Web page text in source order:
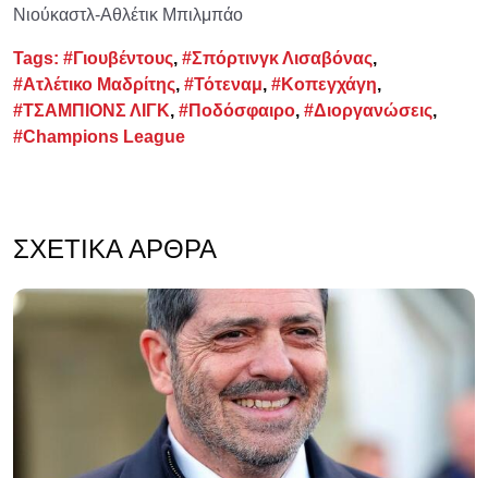
Νιούκαστλ-Αθλέτικ Μπιλμπάο
Tags: #Γιουβέντους, #Σπόρτινγκ Λισαβόνας,
#Ατλέτικο Μαδρίτης, #Τότεναμ, #Κοπεγχάγη,
#ΤΣΑΜΠΙΟΝΣ ΛΙΓΚ, #Ποδόσφαιρο, #Διοργανώσεις,
#Champions League
ΣΧΕΤΙΚΆ ΆΡΘΡΑ